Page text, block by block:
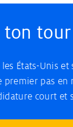
ton
États-Unis
premier pas
court et